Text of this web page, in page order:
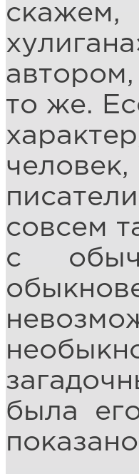
скажем,
то же.
совсем
с
была